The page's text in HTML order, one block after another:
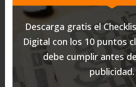
Empresa*
Prioridad
Descarga gratis el
Digital con los 10 puntos
debe cumplir antes
publicidad.